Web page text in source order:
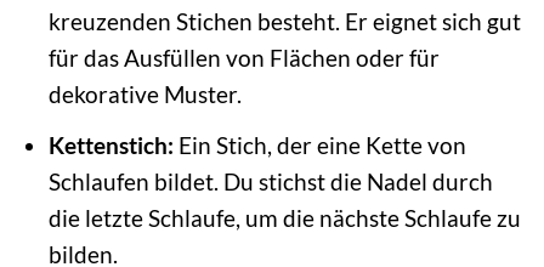
kreuzenden Stichen besteht. Er eignet sich gut
für das Ausfüllen von Flächen oder für
dekorative Muster.
Kettenstich: Ein Stich, der eine Kette von
Schlaufen bildet. Du stichst die Nadel durch
die letzte Schlaufe, um die nächste Schlaufe zu
bilden.